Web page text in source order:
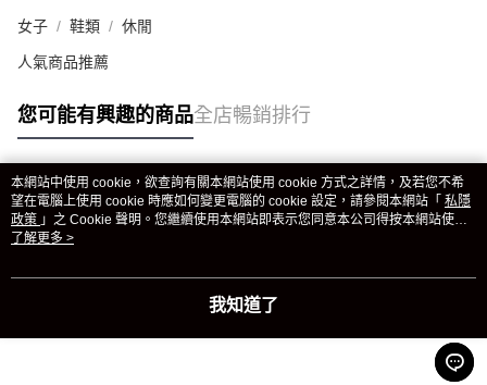
女子 鞋類 休閒
人氣商品推薦
您可能有興趣的商品全店暢銷排行
熱門標籤
熱銷排行
本網站中使用 cookie，欲查詢有關本網站使用 cookie 方式之詳情，及若您不希
望在電腦上使用 cookie 時應如何變更電腦的 cookie 設定，請參閱本網站「 私隱
政策 」之 Cookie 聲明。您繼續使用本網站即表示您同意本公司得按本網站使用
條款之 Cookie 聲明使用 cookie。
了解更多 >
我知道了